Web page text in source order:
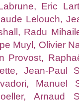
Eric
Lelouch,
Radu
Muyl, Olivier
Provost,
Jean-Paul
Manuel
Arnaud